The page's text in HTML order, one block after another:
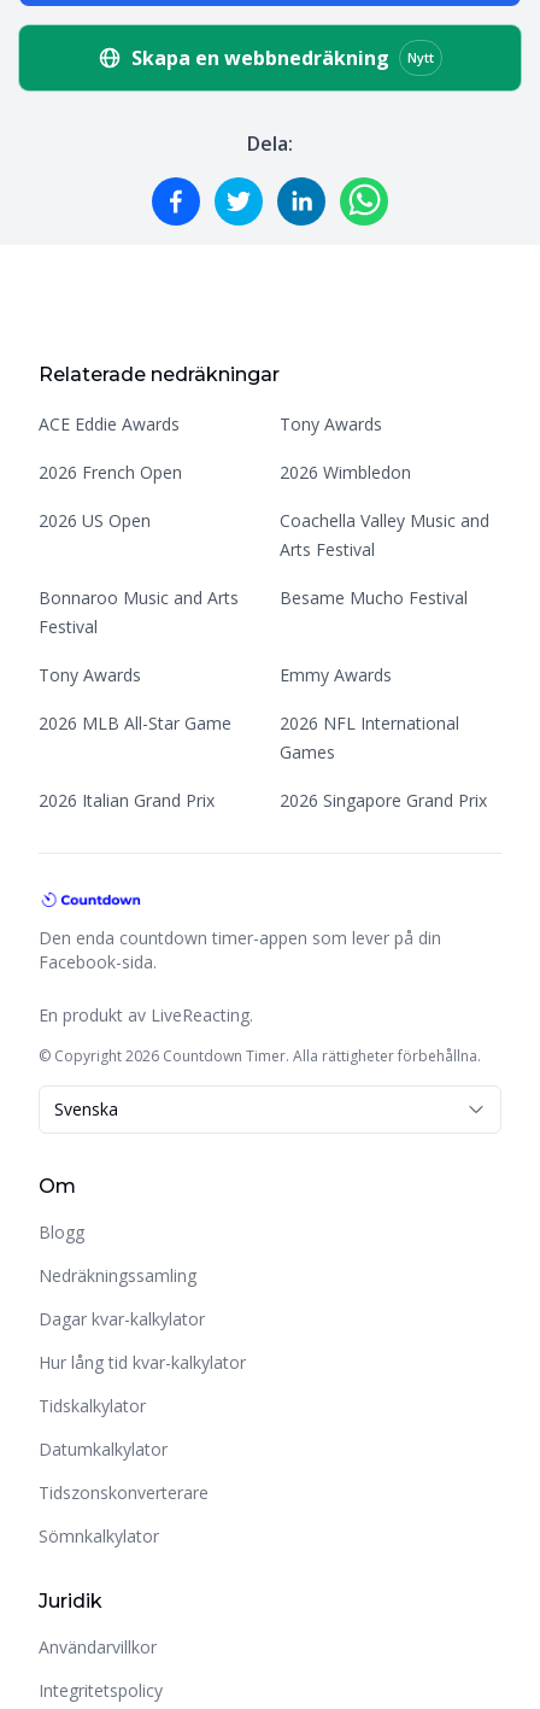
Skapa en webbnedräkning Nytt
Dela:
Relaterade nedräkningar
ACE Eddie Awards Tony Awards
2026 French Open 2026 Wimbledon
2026 US Open
Coachella Valley Music and
Arts Festival
Bonnaroo Music and Arts
Festival
Besame Mucho Festival
Tony Awards Emmy Awards
2026 MLB All-Star Game
2026 NFL International
Games
2026 Italian Grand Prix 2026 Singapore Grand Prix
Den enda countdown timer-appen som lever på din
Facebook-sida.
En produkt av LiveReacting.
© Copyright 2026 Countdown Timer. Alla rättigheter förbehållna.
Svenska
Om
Blogg
Nedräkningssamling
Dagar kvar-kalkylator
Hur lång tid kvar-kalkylator
Tidskalkylator
Datumkalkylator
Tidszonskonverterare
Sömnkalkylator
Juridik
Användarvillkor
Integritetspolicy